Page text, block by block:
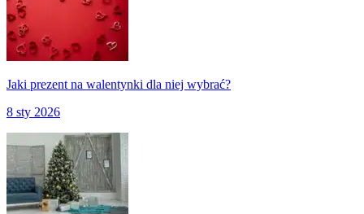
Jaki prezent na walentynki dla niej wybrać?
8 sty 2026